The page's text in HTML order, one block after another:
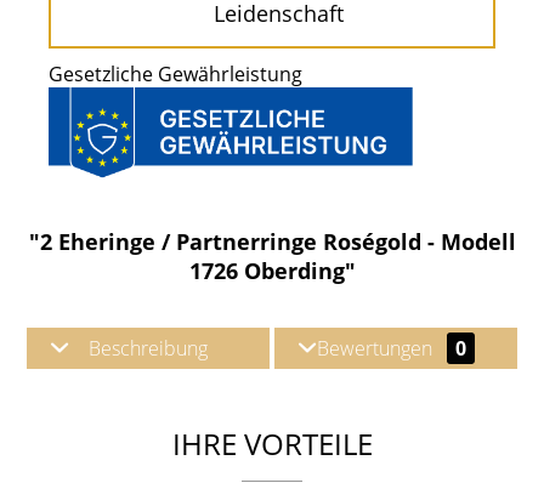
Leidenschaft
Gesetzliche Gewährleistung
"2 Eheringe / Partnerringe Roségold - Modell
1726 Oberding"
Beschreibung Bewertungen 0
IHRE VORTEILE